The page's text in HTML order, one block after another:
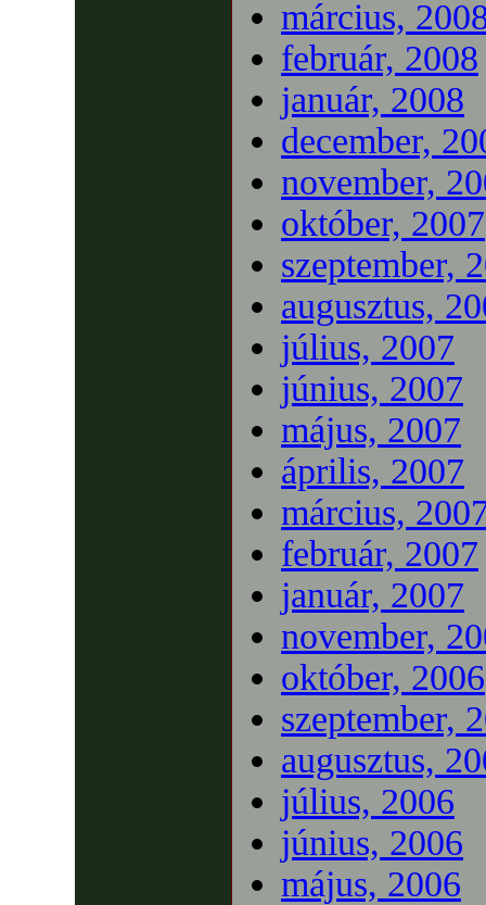
március,
február, 2008
január, 2008
december,
november,
október, 2007
szeptember,
augusztus,
július, 2007
június, 2007
május, 2007
április, 2007
március,
február, 2007
január, 2007
november,
október, 2006
szeptember,
augusztus,
július, 2006
június, 2006
május, 2006